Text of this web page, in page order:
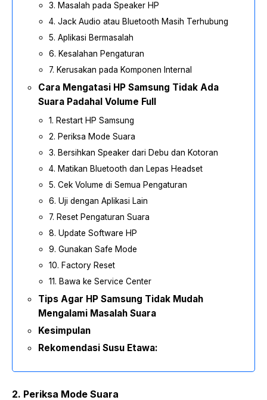
3. Masalah pada Speaker HP
4. Jack Audio atau Bluetooth Masih Terhubung
5. Aplikasi Bermasalah
6. Kesalahan Pengaturan
7. Kerusakan pada Komponen Internal
Cara Mengatasi HP Samsung Tidak Ada
Suara Padahal Volume Full
1. Restart HP Samsung
2. Periksa Mode Suara
3. Bersihkan Speaker dari Debu dan Kotoran
4. Matikan Bluetooth dan Lepas Headset
5. Cek Volume di Semua Pengaturan
6. Uji dengan Aplikasi Lain
7. Reset Pengaturan Suara
8. Update Software HP
9. Gunakan Safe Mode
10. Factory Reset
11. Bawa ke Service Center
Tips Agar HP Samsung Tidak Mudah
Mengalami Masalah Suara
Kesimpulan
Rekomendasi Susu Etawa:
2. Periksa Mode Suara